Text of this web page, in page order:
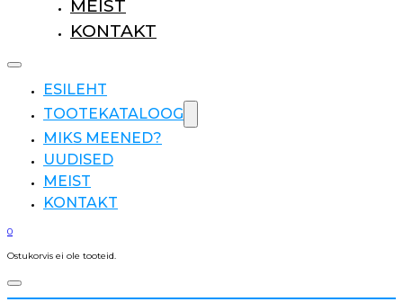
MEIST
KONTAKT
ESILEHT
TOOTEKATALOOG
MIKS MEENED?
UUDISED
MEIST
KONTAKT
0
Ostukorvis ei ole tooteid.